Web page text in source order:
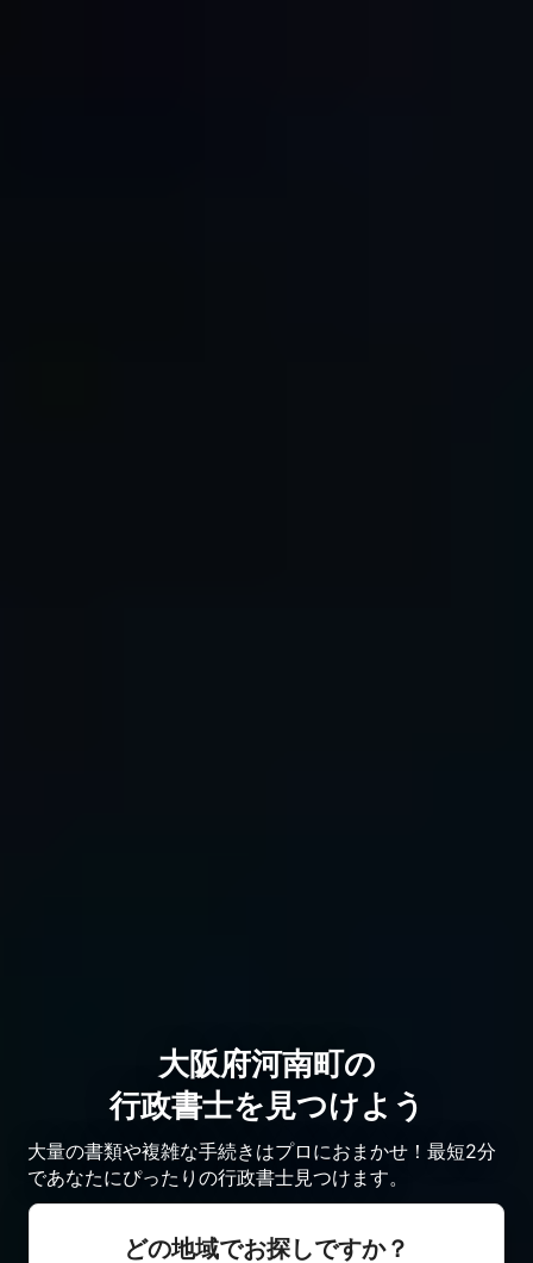
大阪府河南町の
行政書士を見つけよう
大量の書類や複雑な手続きはプロにおまかせ！最短2分
であなたにぴったりの行政書士見つけます。
どの地域でお探しですか？